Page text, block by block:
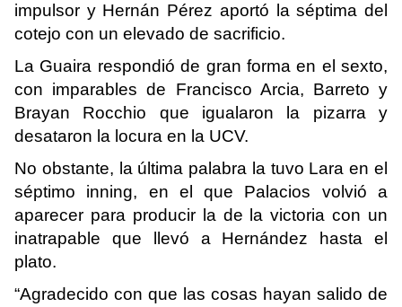
impulsor y Hernán Pérez aportó la séptima del
cotejo con un elevado de sacrificio.
La Guaira respondió de gran forma en el sexto,
con imparables de Francisco Arcia, Barreto y
Brayan Rocchio que igualaron la pizarra y
desataron la locura en la UCV.
No obstante, la última palabra la tuvo Lara en el
séptimo inning, en el que Palacios volvió a
aparecer para producir la de la victoria con un
inatrapable que llevó a Hernández hasta el
plato.
“Agradecido con que las cosas hayan salido de